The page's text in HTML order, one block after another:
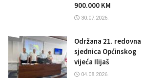
900.000 KM
30.07.2026.
Održana 21. redovna
sjednica Općinskog
vijeća Ilijaš
04.08.2026.